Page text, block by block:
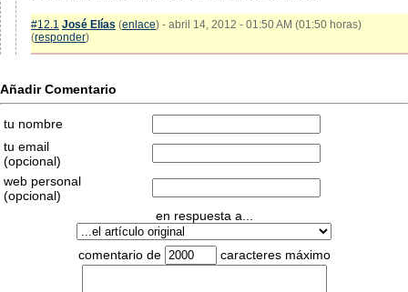
#12.1 José Elías (enlace) - abril 14, 2012 - 01:50 AM (01:50 horas)
(responder)
Añadir Comentario
tu nombre
tu email
(opcional)
web personal
(opcional)
en respuesta a...
comentario de caracteres máximo